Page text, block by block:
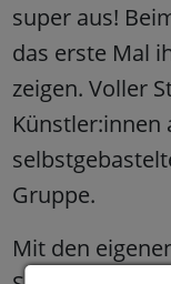
super aus!
das erste Mal
zeigen. Voller
Künstler:innen
Gruppe.
Mit den